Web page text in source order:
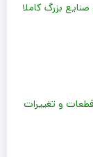
بزرگ کاملا
و تغییرات